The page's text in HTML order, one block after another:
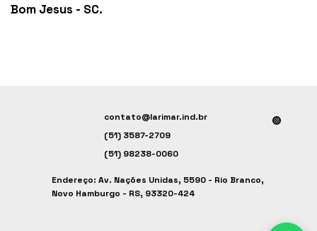
Bom Jesus - SC.
contato@larimar.ind.br
(51) 3587-2709
(51) 98238-0060
Endereço: Av. Nações Unidas, 5590 - Rio Branco,
Novo Hamburgo - RS, 93320-424